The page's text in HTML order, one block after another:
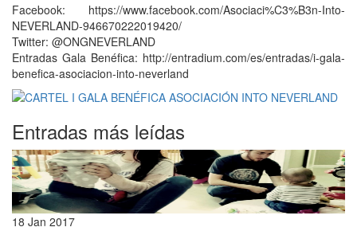
Facebook: https://www.facebook.com/Asociaci%C3%B3n-Into-
NEVERLAND-946670222019420/
Twitter: @ONGNEVERLAND
Entradas Gala Benéfica: http://entradium.com/es/entradas/i-gala-
benefica-asociacion-into-neverland
Entradas más leídas
18 Jan 2017